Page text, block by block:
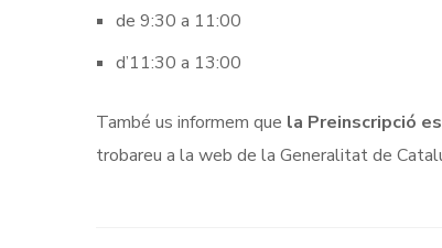
de 9:30 a 11:00
d’11:30 a 13:00
També us informem que la Preinscripció
trobareu a la web de la Generalitat de